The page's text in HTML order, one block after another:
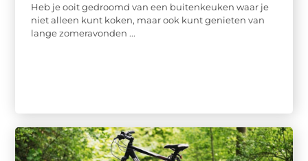
Heb je ooit gedroomd van een buitenkeuken waar je
niet alleen kunt koken, maar ook kunt genieten van
lange zomeravonden ...